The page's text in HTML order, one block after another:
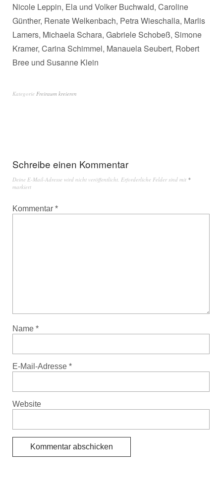
Nicole Leppin, Ela und Volker Buchwald, Caroline
Günther, Renate Welkenbach, Petra Wieschalla, Marlis
Lamers, Michaela Schara, Gabriele Schobeß, Simone
Kramer, Carina Schimmel, Manauela Seubert, Robert
Bree und Susanne Klein
Kategorie Freiraum kreieren
Schreibe einen Kommentar
Deine E-Mail-Adresse wird nicht veröffentlicht. Erforderliche Felder sind mit *
markiert
Kommentar *
Name *
E-Mail-Adresse *
Website